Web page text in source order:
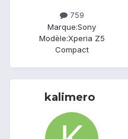
759
Marque:Sony
Modèle:Xperia Z5
Compact
kalimero